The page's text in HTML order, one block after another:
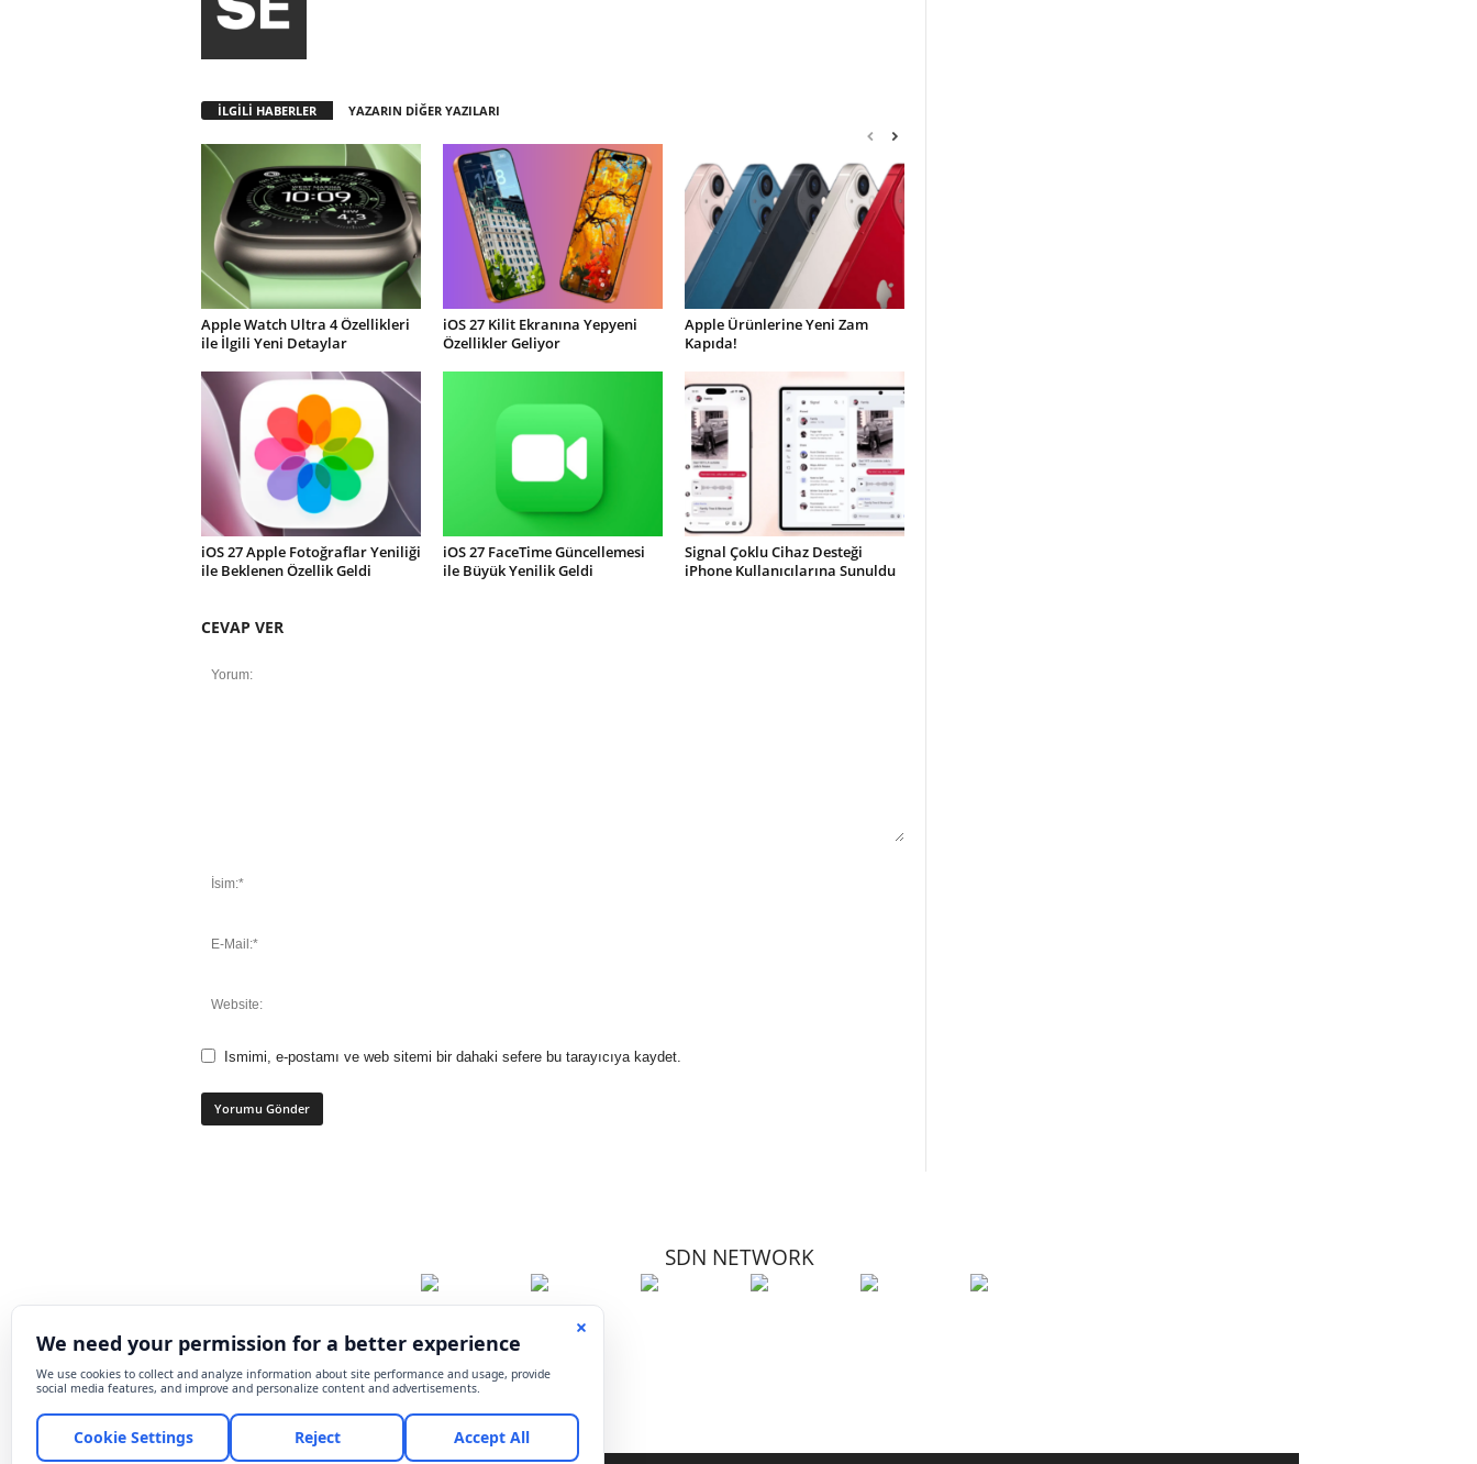
İLGİLİ HABERLER YAZARIN DİĞER YAZILARI
Apple Watch Ultra 4 Özellikleri
ile İlgili Yeni Detaylar
iOS 27 Kilit Ekranına Yepyeni
Özellikler Geliyor
Apple Ürünlerine Yeni Zam
Kapıda!
iOS 27 Apple Fotoğraflar Yeniliği
ile Beklenen Özellik Geldi
iOS 27 FaceTime Güncellemesi
ile Büyük Yenilik Geldi
Signal Çoklu Cihaz Desteği
iPhone Kullanıcılarına Sunuldu
CEVAP VER
Ismimi, e-postamı ve web sitemi bir dahaki sefere bu tarayıcıya kaydet.
SDN NETWORK